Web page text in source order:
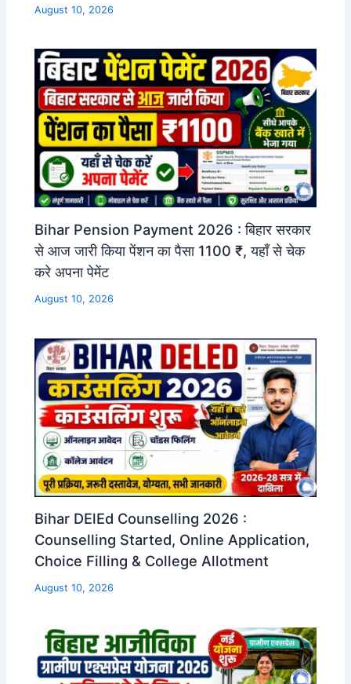
August 10, 2026
Bihar Pension Payment 2026 : बिहार सरकार
से आज जारी किया पेंशन का पैसा 1100 ₹, यहाँ से चेक
करे अपना पेमेंट
August 10, 2026
Bihar DElEd Counselling 2026 :
Counselling Started, Online Application,
Choice Filling & College Allotment
August 10, 2026